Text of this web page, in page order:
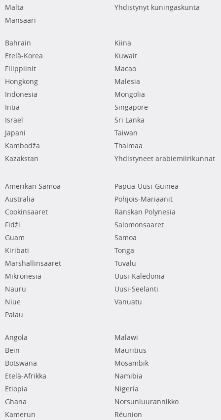
Malta
Mansaari
Yhdistynyt kuningaskunta
Bahrain
Etelä-Korea
Filippiinit
Hongkong
Indonesia
Intia
Israel
Japani
Kambodža
Kazakstan
Kiina
Kuwait
Macao
Malesia
Mongolia
Singapore
Sri Lanka
Taiwan
Thaimaa
Yhdistyneet arabiemiirikunnat
Amerikan Samoa
Australia
Cookinsaaret
Fidži
Guam
Kiribati
Marshallinsaaret
Mikronesia
Nauru
Niue
Palau
Papua-Uusi-Guinea
Pohjois-Mariaanit
Ranskan Polynesia
Salomonsaaret
Samoa
Tonga
Tuvalu
Uusi-Kaledonia
Uusi-Seelanti
Vanuatu
Angola
Bein
Botswana
Etelä-Afrikka
Etiopia
Ghana
Kamerun
Malawi
Mauritius
Mosambik
Namibia
Nigeria
Norsunluurannikko
Réunion